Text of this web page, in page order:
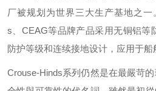
厂被规划为世界三大生产基地之一
s
CEAG等品牌产品采用无铜铝等
防护等级和连续接地设计，应用于船
Crouse-Hinds系列仍然是在最嚴苛